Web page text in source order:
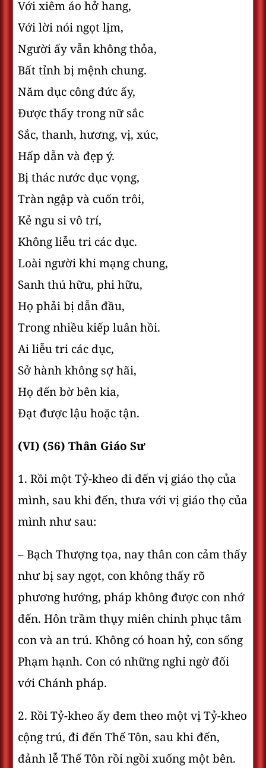
Với xiêm áo hở hang,
Với lời nói ngọt lịm,
Người ấy vẫn không thỏa,
Bất tỉnh bị mệnh chung.
Năm dục công đức ấy,
Ðược thấy trong nữ sắc
Sắc, thanh, hương, vị, xúc,
Hấp dẫn và đẹp ý.
Bị thác nước dục vọng,
Tràn ngập và cuốn trôi,
Kẻ ngu si vô trí,
Không liễu tri các dục.
Loài người khi mạng chung,
Sanh thú hữu, phi hữu,
Họ phải bị dẫn đầu,
Trong nhiều kiếp luân hồi.
Ai liễu tri các dục,
Sở hành không sợ hãi,
Họ đến bờ bên kia,
Ðạt được lậu hoặc tận.
(VI) (56) Thân Giáo Sư
1. Rồi một Tỷ-kheo đi đến vị giáo thọ của
mình, sau khi đến, thưa với vị giáo thọ của
mình như sau:
– Bạch Thượng tọa, nay thân con cảm thấy
như bị say ngọt, con không thấy rõ
phương hướng, pháp không được con nhớ
đến. Hôn trầm thụy miên chinh phục tâm
con và an trú. Không có hoan hỷ, con sống
Phạm hạnh. Con có những nghi ngờ đối
với Chánh pháp.
2. Rồi Tỷ-kheo ấy đem theo một vị Tỷ-kheo
cộng trú, đi đến Thế Tôn, sau khi đến,
đảnh lễ Thế Tôn rồi ngồi xuống một bên.